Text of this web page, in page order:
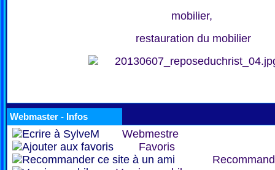
mobilier,
restauration du mobilier
Webmaster - Infos
Webmestre
Favoris